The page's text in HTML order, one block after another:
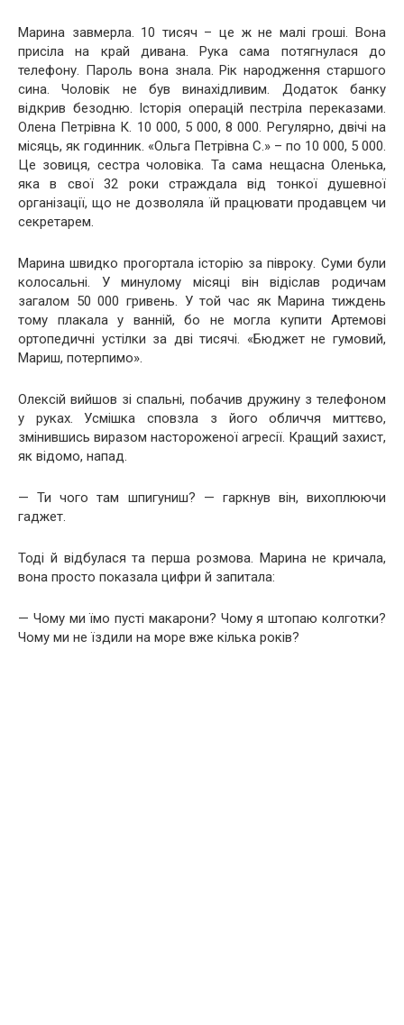
Марина завмерла. 10 тисяч – це ж не малі гроші. Вона
присіла на край дивана. Рука сама потягнулася до
телефону. Пароль вона знала. Рік народження старшого
сина. Чоловік не був винахідливим. Додаток банку
відкрив безодню. Історія операцій пестріла переказами.
Олена Петрівна К. 10 000, 5 000, 8 000. Регулярно, двічі на
місяць, як годинник. «Ольга Петрівна С.» – по 10 000, 5 000.
Це зовиця, сестра чоловіка. Та сама нещасна Оленька,
яка в свої 32 роки страждала від тонкої душевної
організації, що не дозволяла їй працювати продавцем чи
секретарем.
Марина швидко прогортала історію за півроку. Суми були
колосальні. У минулому місяці він відіслав родичам
загалом 50 000 гривень. У той час як Марина тиждень
тому плакала у ванній, бо не могла купити Артемові
ортопедичні устілки за дві тисячі. «Бюджет не гумовий,
Мариш, потерпимо».
Олексій вийшов зі спальні, побачив дружину з телефоном
у руках. Усмішка сповзла з його обличчя миттєво,
змінившись виразом настороженої агресії. Кращий захист,
як відомо, напад.
— Ти чого там шпигуниш? — гаркнув він, вихоплюючи
гаджет.
Тоді й відбулася та перша розмова. Марина не кричала,
вона просто показала цифри й запитала:
— Чому ми їмо пусті макарони? Чому я штопаю колготки?
Чому ми не їздили на море вже кілька років?